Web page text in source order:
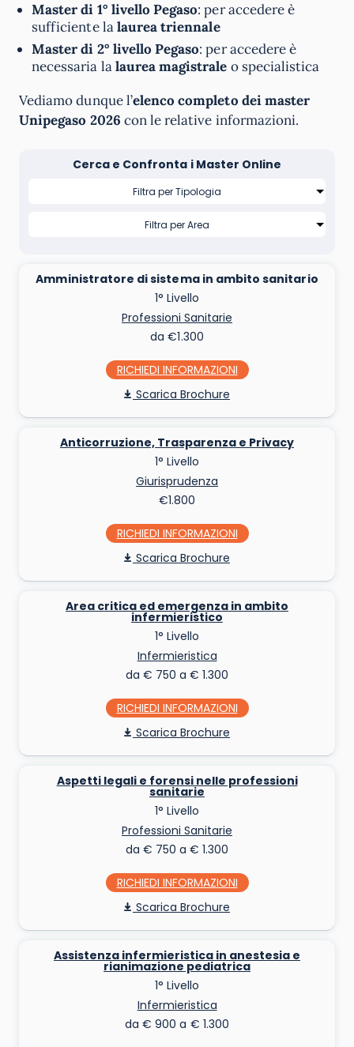
Master di 1° livello Pegaso: per accedere è
sufficiente lalaurea triennale
Master di 2° livello Pegaso: per accedere è
necessaria lalaurea magistrale o specialistica
Vediamo dunque l’elenco completo dei master
Unipegaso 2026 con le relative informazioni.
Cerca e Confronta i Master Online
Amministratore di sistema in ambito sanitario
1° Livello
Professioni Sanitarie
da €1.300
RICHIEDI INFO
Scarica Brochure
Anticorruzione, Trasparenza e Privacy
1° Livello
Giurisprudenza
€1.800
RICHIEDI INFO
Scarica Brochure
Area critica ed emergenza in ambito
infermieristico
1° Livello
Infermieristica
da € 750 a € 1.300
RICHIEDI INFO
Scarica Brochure
Aspetti legali e forensi nelle professioni
sanitarie
1° Livello
Professioni Sanitarie
da € 750 a € 1.300
RICHIEDI INFO
Scarica Brochure
Assistenza infermieristica in anestesia e
rianimazione pediatrica
1° Livello
Infermieristica
da € 900 a € 1.300